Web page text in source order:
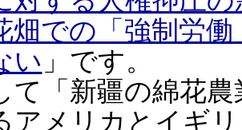
畑での「強制労
い 」です。
「新疆の綿花農
アメリカとイギ